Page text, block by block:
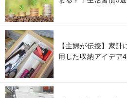
【主婦が伝授】家
用した収納アイデア